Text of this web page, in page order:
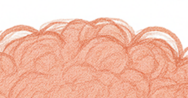
整理も視野に入れた、片付けのコツをお話
させていただきました。20名を超える方に
参加いただき、皆さん、うんうんとウナヅ
たり、ふぅと溜め息が出たり。先々代から
物が残っていたりして、お悩みは尽きない
すね。